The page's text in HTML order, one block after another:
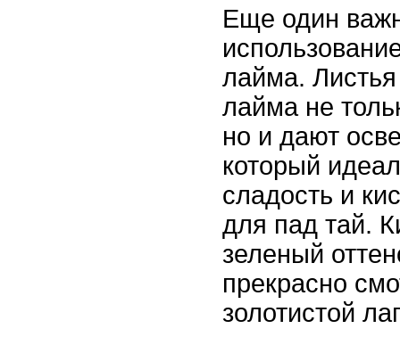
Еще один
лайма.
лайма не
но и дают
который
сладость и
для пад тай.
зеленый
прекрасно
золотистой